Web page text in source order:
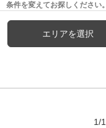
条件を変えてお探しください。
エリアを選択
1/1